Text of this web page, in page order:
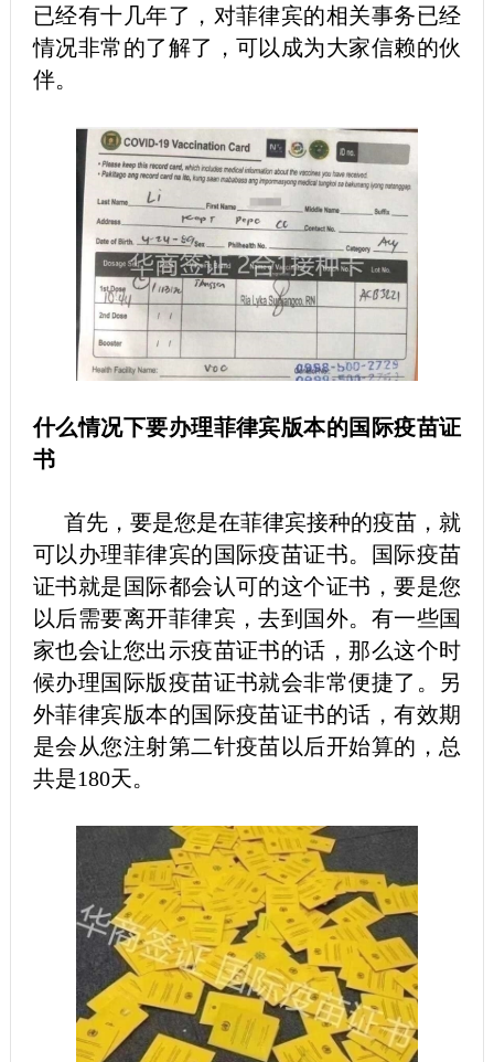
已经有十几年了，对菲律宾的相关事务已经
情况非常的了解了，可以成为大家信赖的伙
伴。
什么情况下要办理菲律宾版本的国际疫苗证
书
首先，要是您是在菲律宾接种的疫苗，就
可以办理菲律宾的国际疫苗证书。国际疫苗
证书就是国际都会认可的这个证书，要是您
以后需要离开菲律宾，去到国外。有一些国
家也会让您出示疫苗证书的话，那么这个时
候办理国际版疫苗证书就会非常便捷了。另
外菲律宾版本的国际疫苗证书的话，有效期
是会从您注射第二针疫苗以后开始算的，总
共是180天。